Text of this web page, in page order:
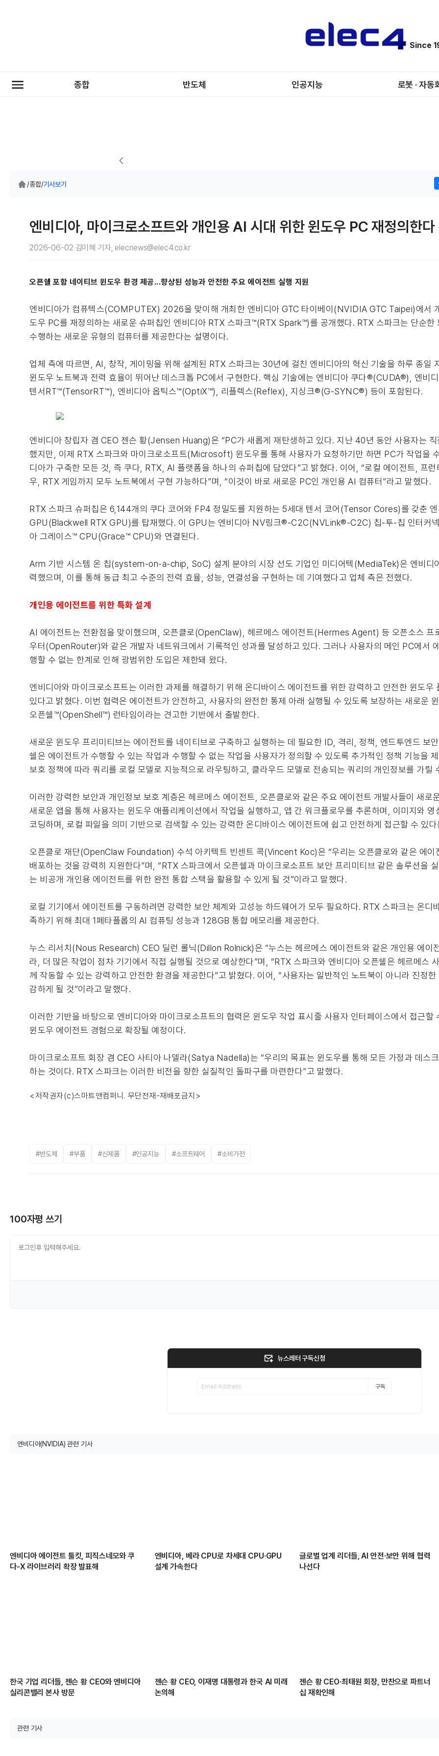
Since
종합 반도체 인공지능 로봇 · 자동
/종합/기사보기
엔비디아, 마이크로소프트와 개인용 AI 시대 위한 윈도우 PC 재정의한다
2026-06-02 김미혜 기자, elecnews@elec4.co.kr
오픈쉘 포함 네이티브 윈도우 환경 제공...향상된 성능과 안전한 주요 에이전트 실행 지원
엔비디아가 컴퓨텍스(COMPUTEX) 2026을 맞이해 개최한 엔비디아 GTC 타이베이(NVIDIA GTC Taipei)에서
도우 PC를 재정의하는 새로운 슈퍼칩인 엔비디아 RTX 스파크™(RTX Spark™)를 공개했다. RTX 스파크는 단순한
수행하는 새로운 유형의 컴퓨터를 제공한다는 설명이다.
업체 측에 따르면, AI, 창작, 게이밍을 위해 설계된 RTX 스파크는 30년에 걸친 엔비디아의 혁신 기술을 하루 종일
윈도우 노트북과 전력 효율이 뛰어난 데스크톱 PC에서 구현한다. 핵심 기술에는 엔비디아 쿠다®(CUDA®), 엔비
텐서RT™(TensorRT™), 엔비디아 옵틱스™(OptiX™), 리플렉스(Reflex), 지싱크®(G-SYNC®) 등이 포함된다.
엔비디아 창립자 겸 CEO 젠슨 황(Jensen Huang)은 “PC가 새롭게 재탄생하고 있다. 지난 40년 동안 사용자는
했지만, 이제 RTX 스파크와 마이크로소프트(Microsoft) 윈도우를 통해 사용자가 요청하기만 하면 PC가 작업을
디아가 구축한 모든 것, 즉 쿠다, RTX, AI 플랫폼을 하나의 슈퍼칩에 담았다”고 밝혔다. 이어, “로컬 에이전트, 프
우, RTX 게임까지 모두 노트북에서 구현 가능하다”며, “이것이 바로 새로운 PC인 개인용 AI 컴퓨터”라고 말했다.
RTX 스파크 슈퍼칩은 6,144개의 쿠다 코어와 FP4 정밀도를 지원하는 5세대 텐서 코어(Tensor Cores)를 갖춘
GPU(Blackwell RTX GPU)를 탑재했다. 이 GPU는 엔비디아 NV링크®-C2C(NVLink®-C2C) 칩-투-칩 인터커
아 그레이스™ CPU(Grace™ CPU)와 연결된다.
Arm 기반 시스템 온 칩(system-on-a-chip, SoC) 설계 분야의 시장 선도 기업인 미디어텍(MediaTek)은 엔비디
력했으며, 이를 통해 동급 최고 수준의 전력 효율, 성능, 연결성을 구현하는 데 기여했다고 업체 측은 전했다.
개인용 에이전트를 위한 특화 설계
AI 에이전트는 전환점을 맞이했으며, 오픈클로(OpenClaw), 헤르메스 에이전트(Hermes Agent) 등 오픈소스
우터(OpenRouter)와 같은 개발자 네트워크에서 기록적인 성과를 달성하고 있다. 그러나 사용자의 메인 PC에서
행할 수 없는 한계로 인해 광범위한 도입은 제한돼 왔다.
엔비디아와 마이크로소프트는 이러한 과제를 해결하기 위해 온디바이스 에이전트를 위한 강력하고 안전한 윈도우
있다고 밝혔다. 이번 협력은 에이전트가 안전하고, 사용자의 완전한 통제 아래 실행될 수 있도록 보장하는 새로운
오픈쉘™(OpenShell™) 런타임이라는 견고한 기반에서 출발한다.
새로운 윈도우 프리미티브는 에이전트를 네이티브로 구축하고 실행하는 데 필요한 ID, 격리, 정책, 엔드투엔드 보
쉘은 에이전트가 수행할 수 있는 작업과 수행할 수 없는 작업을 사용자가 정의할 수 있도록 추가적인 정책 기능을
보호 정책에 따라 쿼리를 로컬 모델로 지능적으로 라우팅하고, 클라우드 모델로 전송되는 쿼리의 개인정보를 가릴
이러한 강력한 보안과 개인정보 보호 계층은 헤르메스 에이전트, 오픈클로와 같은 주요 에이전트 개발사들이 새로
새로운 앱을 통해 사용자는 윈도우 애플리케이션에서 작업을 실행하고, 앱 간 워크플로우를 추론하며, 이미지와
코딩하며, 로컬 파일을 의미 기반으로 검색할 수 있는 강력한 온디바이스 에이전트에 쉽고 안전하게 접근할 수 있
오픈클로 재단(OpenClaw Foundation) 수석 아키텍트 빈센트 콕(Vincent Koc)은 “우리는 오픈클로와 같은 에이
배포하는 것을 강력히 지원한다”며, “RTX 스파크에서 오픈쉘과 마이크로소프트 보안 프리미티브 같은 솔루션을
는 비공개 개인용 에이전트를 위한 완전 통합 스택을 활용할 수 있게 될 것”이라고 말했다.
로컬 기기에서 에이전트를 구동하려면 강력한 보안 체계와 고성능 하드웨어가 모두 필요하다. RTX 스파크는 온디
족하기 위해 최대 1페타플롭의 AI 컴퓨팅 성능과 128GB 통합 메모리를 제공한다.
누스 리서치(Nous Research) CEO 딜런 롤닉(Dillon Rolnick)은 “누스는 헤르메스 에이전트와 같은 개인용 에이
라, 더 많은 작업이 점차 기기에서 직접 실행될 것으로 예상한다”며, “RTX 스파크와 엔비디아 오픈쉘은 헤르메스
께 작동할 수 있는 강력하고 안전한 환경을 제공한다”고 밝혔다. 이어, “사용자는 일반적인 노트북이 아니라 진정
감하게 될 것”이라고 말했다.
이러한 기반을 바탕으로 엔비디아와 마이크로소프트의 협력은 윈도우 작업 표시줄 사용자 인터페이스에서 접근할
윈도우 에이전트 경험으로 확장될 예정이다.
마이크로소프트 회장 겸 CEO 사티아 나델라(Satya Nadella)는 “우리의 목표는 윈도우를 통해 모든 가정과 데스
하는 것이다. RTX 스파크는 이러한 비전을 향한 실질적인 돌파구를 마련한다”고 말했다.
<저작권자(c)스마트앤컴퍼니. 무단전재-재배포금지>
#반도체 #부품 #신제품 #인공지능 #소프트웨어 #소비가전
100자평 쓰기
뉴스레터 구독신청
구독
엔비디아(NVIDIA) 관련 기사
엔비디아 에이전트 툴킷, 피직스네모와 쿠
다-X 라이브러리 확장 발표해
엔비디아, 베라 CPU로 차세대 CPU·GPU
설계 가속한다
글로벌 업계 리더들, AI 안전·보안 위해 협력
나선다
한국 기업 리더들, 젠슨 황 CEO와 엔비디아
실리콘밸리 본사 방문
젠슨 황 CEO, 이재명 대통령과 한국 AI 미래
논의해
젠슨 황 CEO·최태원 회장, 만찬으로 파트너
십 재확인해
관련 기사